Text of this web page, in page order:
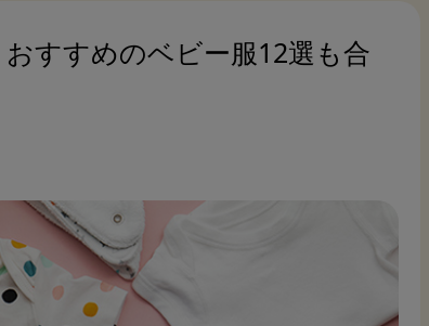
すすめのベビー服12選も合